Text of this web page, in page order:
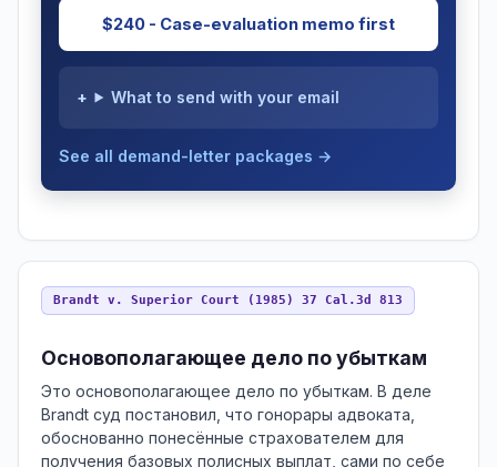
$240 - Case-evaluation memo first
What to send with your email
See all demand-letter packages →
Brandt v. Superior Court (1985) 37 Cal.3d 813
Основополагающее дело по убыткам
Это основополагающее дело по убыткам. В деле
Brandt суд постановил, что гонорары адвоката,
обоснованно понесённые страхователем для
получения базовых полисных выплат, сами по себе